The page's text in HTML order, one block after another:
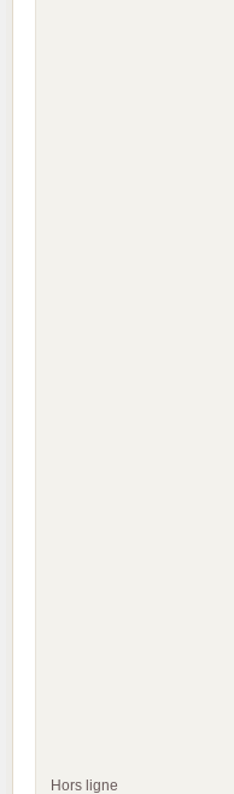
Hors ligne